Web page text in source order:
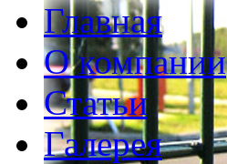
Главная
О компании
Статьи
Галерея